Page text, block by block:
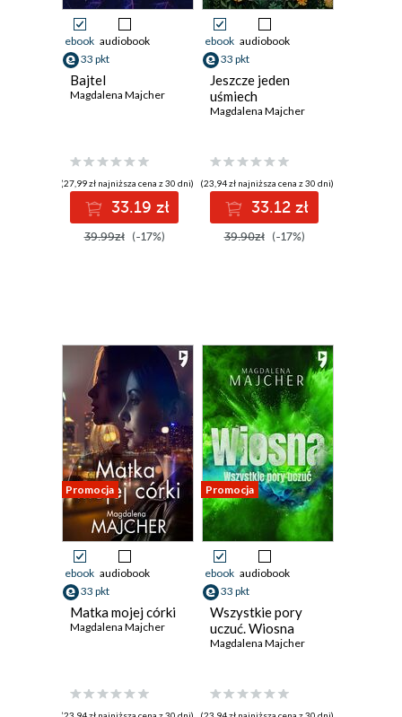
ebook audiobook
33 pkt
Bajtel
Magdalena Majcher
(27,99 zł najniższa cena z 30 dni)
33.19 zł
39.99zł (-17%)
ebook audiobook
33 pkt
Jeszcze jeden
uśmiech
Magdalena Majcher
(23,94 zł najniższa cena z 30 dni)
33.12 zł
39.90zł (-17%)
Promocja
ebook audiobook
33 pkt
Matka mojej córki
Magdalena Majcher
Promocja
ebook audiobook
33 pkt
Wszystkie pory
uczuć. Wiosna
Magdalena Majcher